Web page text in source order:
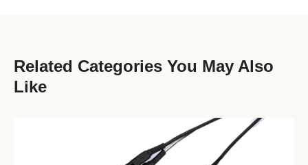
Related Categories You May Also
Like